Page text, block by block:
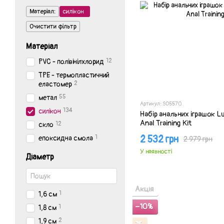
Артикул: SO5570
Набір анальних іграшок
Anal Training Kit
2 979 грн
2 532 грн
У наявності
Акція
−10%
Матеріал:
силікон
Очистити фільтр
Матеріал
PVC - полівінілхлорид 12
TPE - термопластичний
еластомер 2
метал 55
силікон 134
скло 12
епоксидна смола 1
Діаметр
1,6 см 1
1,8 см 1
1,9 см 2